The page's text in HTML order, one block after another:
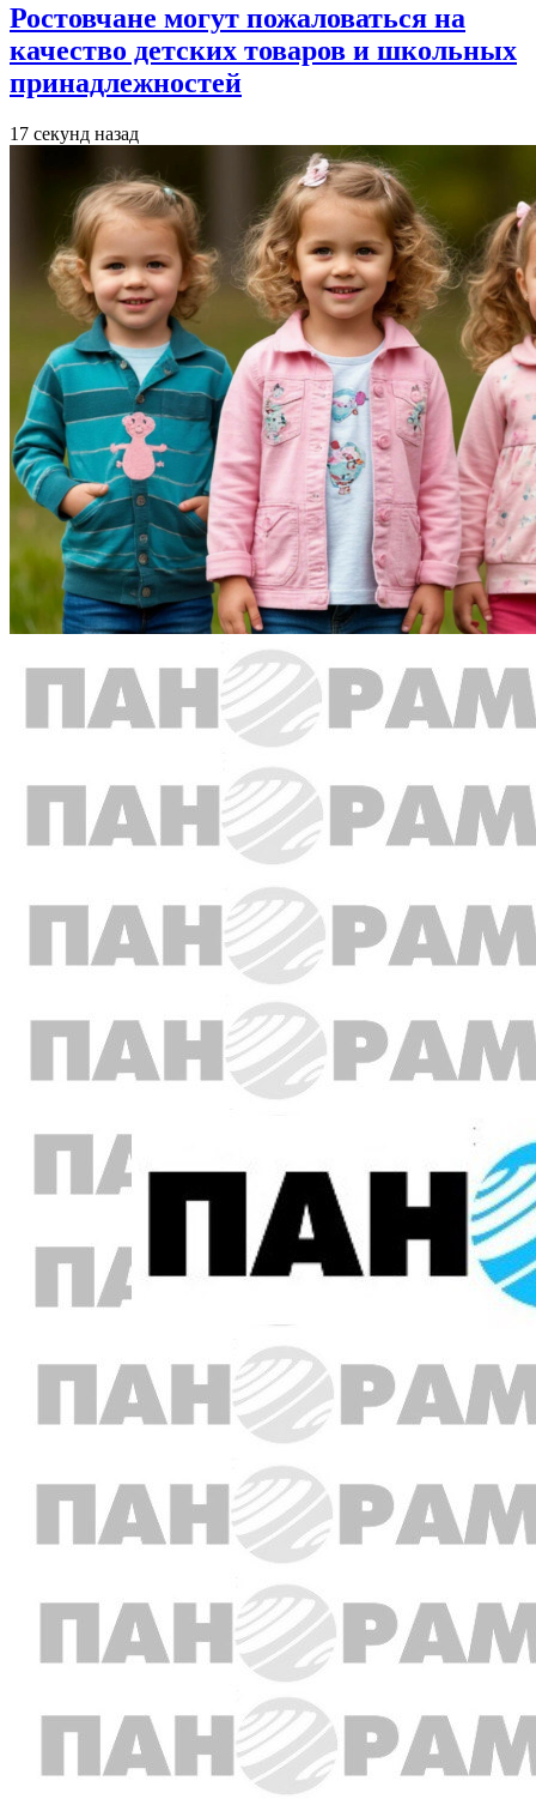
Ростовчане могут пожаловаться на
качество детских товаров и школьных
принадлежностей
17 секунд назад